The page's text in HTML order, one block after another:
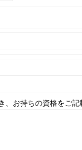
、お持ちの資格をご記